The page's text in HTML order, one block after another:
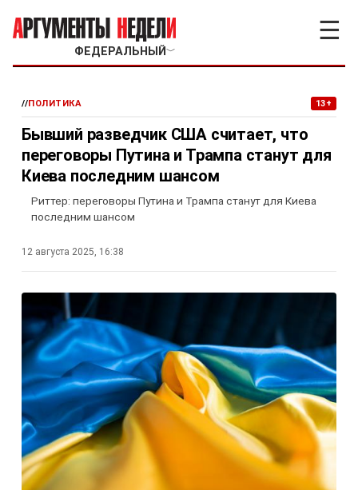
ФЕДЕРАЛЬНЫЙ ﹀
☰
//ПОЛИТИКА 13+
Бывший разведчик США считает, что
переговоры Путина и Трампа станут для
Киева последним шансом
Риттер: переговоры Путина и Трампа станут для Киева
последним шансом
12 августа 2025, 16:38